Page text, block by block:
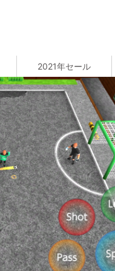
2021年セール